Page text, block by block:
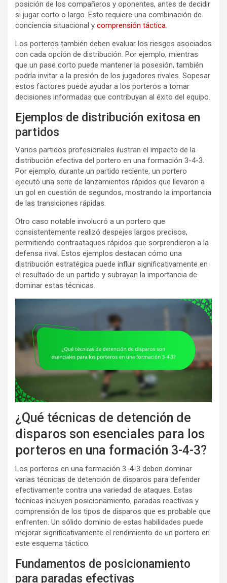
posición de los compañeros y oponentes, antes de decidir
si jugar corto o largo. Esto requiere una combinación de
conciencia situacional y comprensión táctica.
Los porteros también deben evaluar los riesgos asociados
con cada opción de distribución. Por ejemplo, mientras
que un pase corto puede mantener la posesión, también
podría invitar a la presión de los jugadores rivales. Sopesar
estos factores puede ayudar a los porteros a tomar
decisiones informadas que contribuyan al éxito del equipo.
Ejemplos de distribución exitosa en
partidos
Varios partidos profesionales ilustran el impacto de la
distribución efectiva del portero en una formación 3-4-3.
Por ejemplo, durante un partido reciente, un portero
ejecutó una serie de lanzamientos rápidos que llevaron a
un gol en cuestión de segundos, mostrando la importancia
de las transiciones rápidas.
Otro caso notable involucró a un portero que
consistentemente realizó despejes largos precisos,
permitiendo contraataques rápidos que sorprendieron a la
defensa rival. Estos ejemplos destacan cómo una
distribución estratégica puede influir significativamente en
el resultado de un partido y subrayan la importancia de
dominar estas técnicas.
¿Qué técnicas de detención de
disparos son esenciales para los
porteros en una formación 3-4-3?
Los porteros en una formación 3-4-3 deben dominar
varias técnicas de detención de disparos para defender
efectivamente contra una variedad de ataques. Estas
técnicas incluyen posicionamiento, paradas reactivas y
comprensión de los tipos de disparos que es probable que
enfrenten. Un sólido dominio de estas habilidades puede
mejorar significativamente el rendimiento de un portero en
este esquema táctico.
Fundamentos de posicionamiento
para paradas efectivas